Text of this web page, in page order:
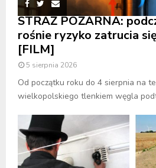
STRAŻ POŻARNA:
rośnie ryzyko zatrucia
[FILM]
5 sierpnia 2026
Od początku roku do 4 sierpnia na
wielkopolskiego tlenkiem węgla